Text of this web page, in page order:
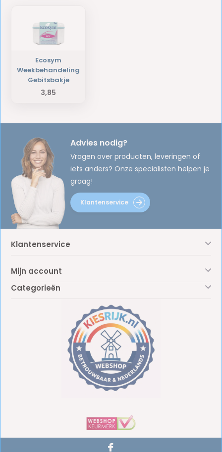
Ecosym
Weekbehandeling
Gebitsbakje
3,85
Advies nodig?
Vragen over producten, leveringen of
iets anders? Onze specialisten helpen je
graag!
Klantenservice
Klantenservice
Mijn account
Categorieën